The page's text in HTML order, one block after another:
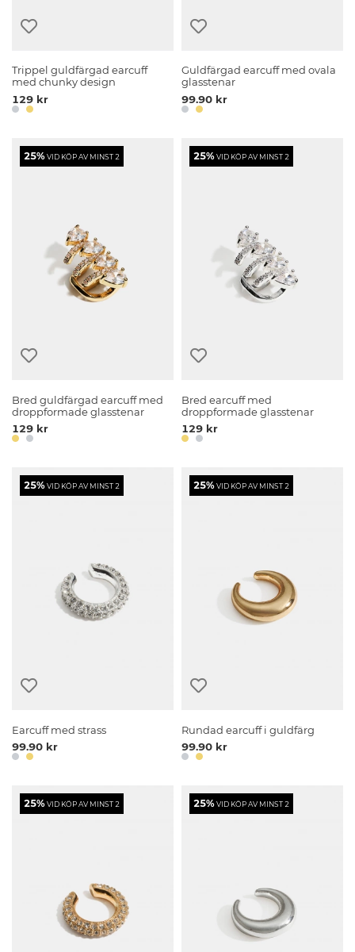
Trippel guldfärgad earcuff
med chunky design
129 kr
Guldfärgad earcuff med ovala
glasstenar
99.90 kr
25%VID KÖP AV MINST 2
Bred guldfärgad earcuff med
droppformade glasstenar
129 kr
25%VID KÖP AV MINST 2
Bred earcuff med
droppformade glasstenar
129 kr
25%VID KÖP AV MINST 2
Earcuff med strass
99.90 kr
25%VID KÖP AV MINST 2
Rundad earcuff i guldfärg
99.90 kr
25%VID KÖP AV MINST 2 25%VID KÖP AV MINST 2